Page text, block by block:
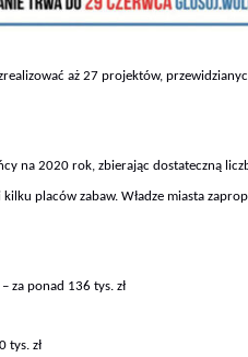
aż 27 projektów,
na 2020 rok, zbierając dostateczną
placów zabaw. Władze miasta
za ponad 136 tys. zł
tys. zł